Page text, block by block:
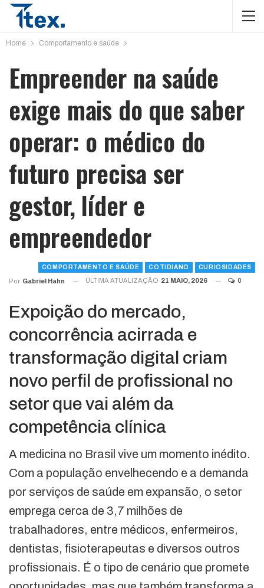
Home Comportamento e saúde
Empreender na saúde
exige mais do que saber
operar: o médico do
futuro precisa ser
gestor, líder e
empreendedor
COMPORTAMENTO E SAÚDE COTIDIANO CURIOSIDADES
Por Gabriel Hahn ÚLTIMA ATUALIZAÇÃO 21 MAIO, 2026 0
Expoição do mercado,
concorrência acirrada e
transformação digital criam
novo perfil de profissional no
setor que vai além da
competência clínica
A medicina no Brasil vive um momento inédito.
Com a população envelhecendo e a demanda
por serviços de saúde em expansão, o setor
emprega cerca de 3,7 milhões de
trabalhadores, entre médicos, enfermeiros,
dentistas, fisioterapeutas e diversos outros
profissionais. É o tipo de cenário que promete